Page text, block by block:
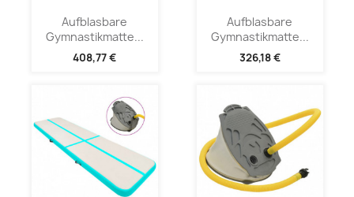
Aufblasbare
Gymnastikmatte...
408,77 €
Aufblasbare
Gymnastikmatte...
326,18 €